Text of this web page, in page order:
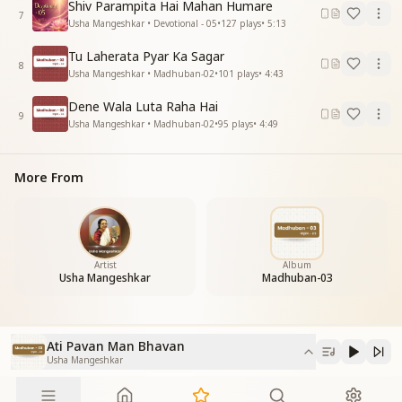
डाल डाल भी है मतवाली
कोयल कोके पंचम सुर में
कोयल कोके पंचम सुर में
कलरव का होता न अंत
कलरव का होता न अंत
झूमे मधुबन का चीर वसंत
झूमे मधुबन का चीर वसंत
सा सा ध न पा पा दा दा
झूमे मधुबन का चीर वसंत
झूमे मधुबन का चीर वसंत
झूमे मधुबन का चीर वसंत
–--------------------------------------------
7
Shiv Parampita Hai Mahan Humare
Usha Mangeshkar • Devotional - 05•127 plays• 5:13
8
Tu Laherata Pyar Ka Sagar
Usha Mangeshkar • Madhuban-02•101 plays• 4:43
9
Dene Wala Luta Raha Hai
Usha Mangeshkar • Madhuban-02•95 plays• 4:49
More From
Artist
Usha Mangeshkar
Album
Madhuban-03
Ati Pavan Man Bhavan
Usha Mangeshkar